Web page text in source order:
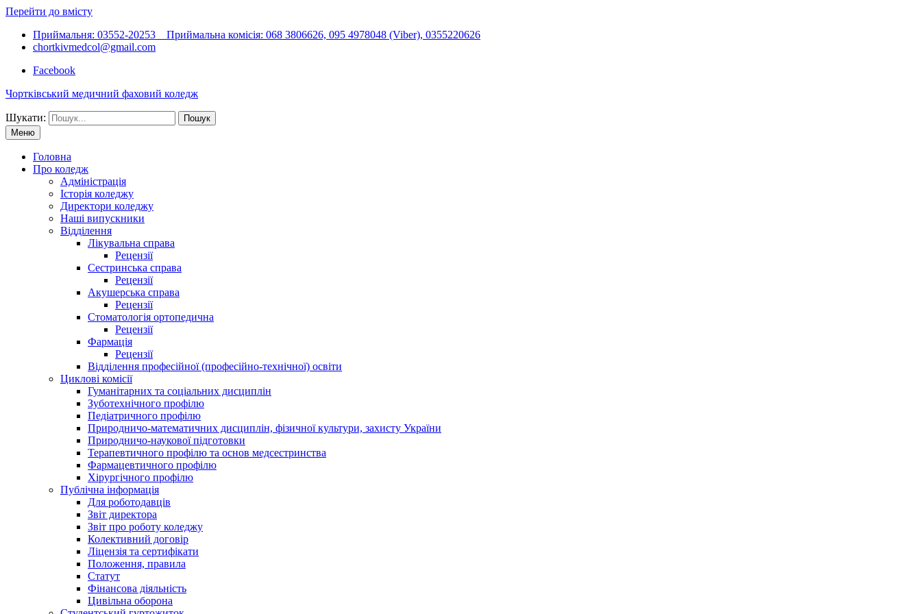
Перейти до вмісту
Приймальня: 03552-20253 Приймальна комісія: 068 3806626, 095 4978048 (Viber), 0355220626
chortkivmedcol@gmail.com
Facebook
Чортківський медичний фаховий коледж
Шукати:
Меню
Головна
Про коледж
Адміністрація
Історія коледжу
Директори коледжу
Наші випускники
Відділення
Лікувальна справа
Рецензії
Сестринська справа
Рецензії
Акушерська справа
Рецензії
Стоматологія ортопедична
Рецензії
Фармація
Рецензії
Відділення професійної (професійно-технічної) освіти
Циклові комісії
Гуманітарних та соціальних дисциплін
Зуботехнічного профілю
Педіатричного профілю
Природничо-математичних дисциплін, фізичної культури, захисту України
Природничо-наукової підготовки
Терапевтичного профілю та основ медсестринства
Фармацевтичного профілю
Хірургічного профілю
Публічна інформація
Для роботодавців
Звіт директора
Звіт про роботу коледжу
Колективний договір
Ліцензія та сертифікати
Положення, правила
Статут
Фінансова діяльність
Цивільна оборона